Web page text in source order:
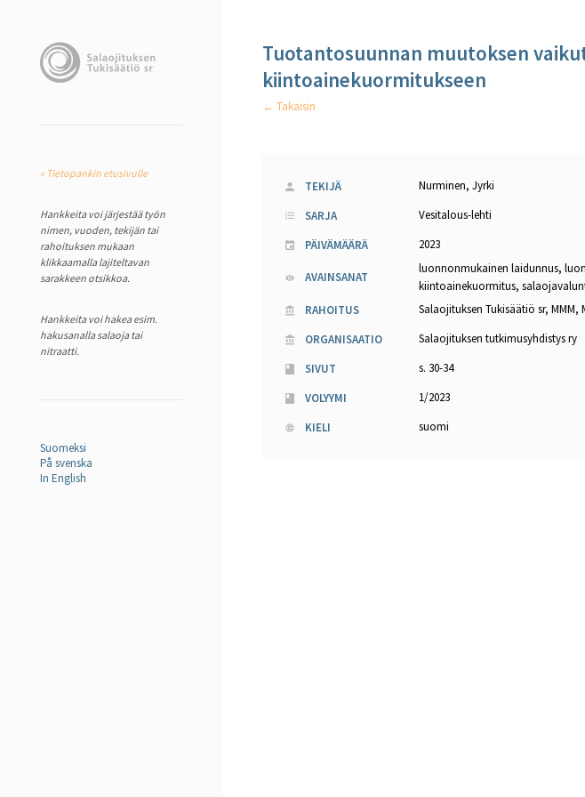
« Tietopankin etusivulle
Hankkeita voi järjestää työn
nimen, vuoden, tekijän tai
rahoituksen mukaan
klikkaamalla lajiteltavan
sarakkeen otsikkoa.
Hankkeita voi hakea esim.
hakusanalla salaoja tai
nitraatti.
Suomeksi
På svenska
In English
Tuotantosuunnan muutoksen
kiintoainekuormitukseen
← Takaisin
TEKIJÄ
Nurminen, Jyrki
SARJA
Vesitalous-lehti
PÄIVÄMÄÄRÄ
2023
AVAINSANAT
luonnonmukainen laidunnus,
kiintoainekuormitus,
RAHOITUS
Salaojituksen Tukisäätiö sr,
ORGANISAATIO
Salaojituksen tutkimusyhdistys ry
SIVUT
s. 30-34
VOLYYMI
1/2023
KIELI
suomi